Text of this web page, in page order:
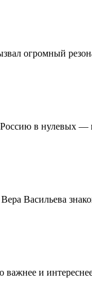
огромный
Россию в нулевых
Васильева
важнее и